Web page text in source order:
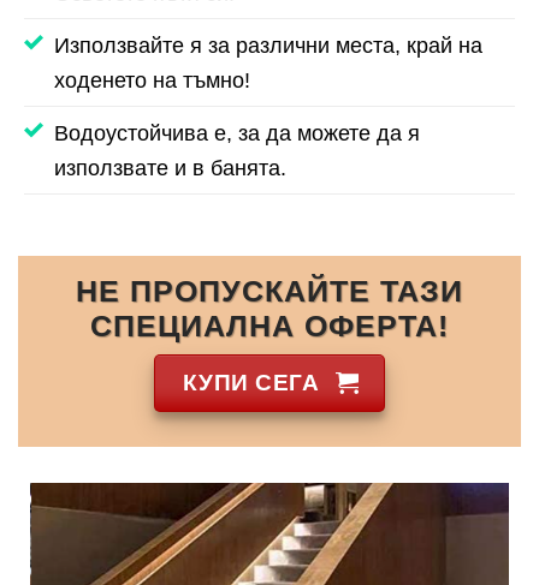
Използвайте я за различни места, край на
ходенето на тъмно!
Водоустойчива е, за да можете да я
използвате и в банята.
НЕ ПРОПУСКАЙТЕ ТАЗИ
СПЕЦИАЛНА ОФЕРТА!
КУПИ СЕГА